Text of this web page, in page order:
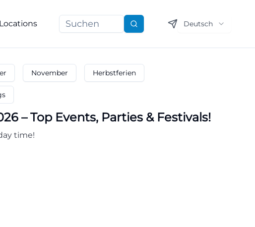
Locations Suchen Deutsch
November Herbstferien
– Top Events, Parties & Festivals!
time!